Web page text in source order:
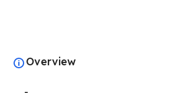
Overview